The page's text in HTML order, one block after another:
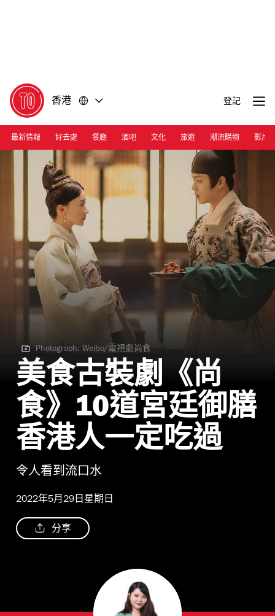
香港 登記
最新情報 好去處 餐廳 酒吧 文化 旅遊 潮流購物 影片
Photograph: Weibo/電視劇尚食
Photograph: Weibo/電視劇尚食
美食古裝劇《尚
食》10道宮廷御膳
香港人一定吃過
令人看到流口水
2022年5月29日星期日
分享